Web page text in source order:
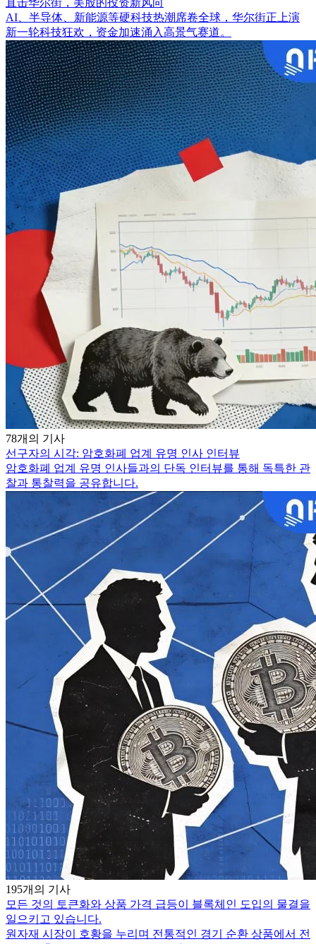
直击华尔街，美股的投资新风向
AI、半导体、新能源等硬科技热潮席卷全球，华尔街正上演
新一轮科技狂欢，资金加速涌入高景气赛道。
78개의 기사
선구자의 시각: 암호화폐 업계 유명 인사 인터뷰
암호화폐 업계 유명 인사들과의 단독 인터뷰를 통해 독특한 관
찰과 통찰력을 공유합니다.
195개의 기사
모든 것의 토큰화와 상품 가격 급등이 블록체인 도입의 물결을
일으키고 있습니다.
원자재 시장이 호황을 누리며 전통적인 경기 순환 상품에서 전